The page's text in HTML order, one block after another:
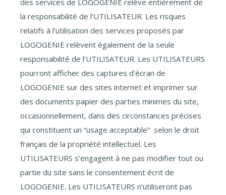
des services de LOGOGENIE relève entièrement de
la responsabilité de l’UTILISATEUR. Les risques
relatifs à l’utilisation des services proposés par
LOGOGENIE relèvent également de la seule
responsabilité de l’UTILISATEUR. Les UTILISATEURS
pourront afficher des captures d’écran de
LOGOGENIE sur des sites internet et imprimer sur
des documents papier des parties minimes du site,
occasionnellement, dans des circonstances précises
qui constituent un “usage acceptable” selon le droit
français de la propriété intellectuel. Les
UTILISATEURS s’engagent à ne pas modifier tout ou
partie du site sans le consentement écrit de
LOGOGENIE. Les UTILISATEURS n’utiliseront pas